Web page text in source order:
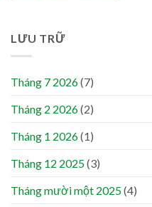
LƯU TRỮ
Tháng 7 2026(7)
Tháng 2 2026(2)
Tháng 1 2026(1)
Tháng 12 2025(3)
Tháng mười một 2025(4)